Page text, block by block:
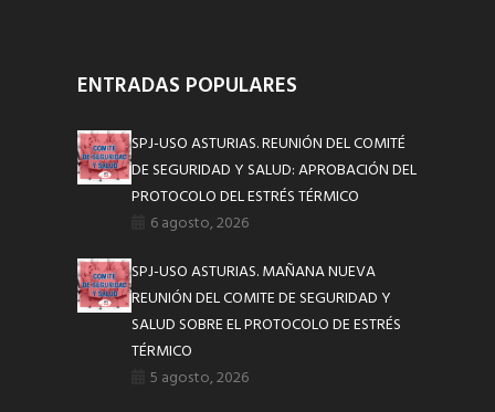
ENTRADAS POPULARES
SPJ-USO ASTURIAS. REUNIÓN DEL COMITÉ
DE SEGURIDAD Y SALUD: APROBACIÓN DEL
PROTOCOLO DEL ESTRÉS TÉRMICO
6 agosto, 2026
SPJ-USO ASTURIAS. MAÑANA NUEVA
REUNIÓN DEL COMITE DE SEGURIDAD Y
SALUD SOBRE EL PROTOCOLO DE ESTRÉS
TÉRMICO
5 agosto, 2026